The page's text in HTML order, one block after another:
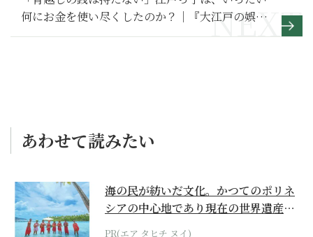
何にお金を使い尽くしたのか？｜『大江戸の娯楽
裏事情』
あわせて読みたい
海の民が紡いだ文化。かつてのポリネ
シアの中心地であり現在の世界遺産か
らみえてくる...
PR(エア タヒチ ヌイ)